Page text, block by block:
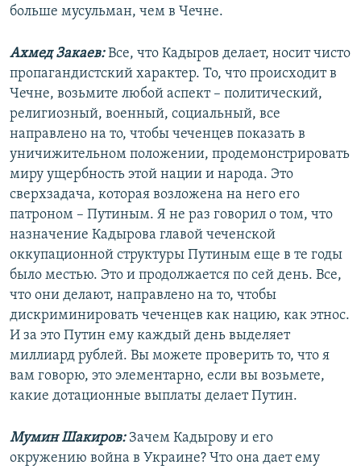
больше мусульман, чем в Чечне.
Ахмед Закаев:Все, что Кадыров делает, носит чисто
пропагандистский характер. То, что происходит в
Чечне, возьмите любой аспект – политический,
религиозный, военный, социальный, все
направлено на то, чтобы чеченцев показать в
уничижительном положении, продемонстрировать
миру ущербность этой нации и народа. Это
сверхзадача, которая возложена на него его
патроном – Путиным. Я не раз говорил о том, что
назначение Кадырова главой чеченской
оккупационной структуры Путиным еще в те годы
было местью. Это и продолжается по сей день. Все,
что они делают, направлено на то, чтобы
дискриминировать чеченцев как нацию, как этнос.
И за это Путин ему каждый день выделяет
миллиард рублей. Вы можете проверить то, что я
вам говорю, это элементарно, если вы возьмете,
какие дотационные выплаты делает Путин.
Мумин Шакиров: Зачем Кадырову и его
окружению война в Украине? Что она дает ему